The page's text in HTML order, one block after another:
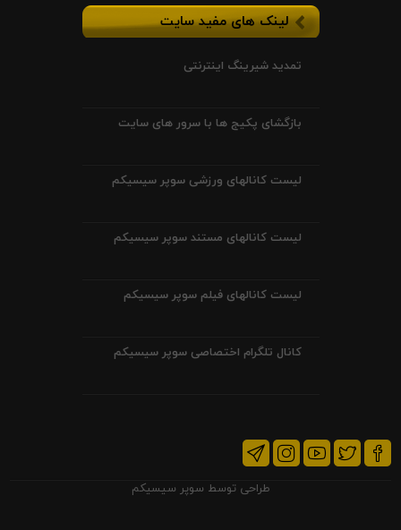
لینک های مفید سایت
تمدید شیرینگ اینترنتی
بازگشای پکیج ها با سرور های سایت
لیست کانالهای ورزشی سوپر سیسیکم
لیست کانالهای مستند سوپر سیسیکم
لیست کانالهای فیلم سوپر سیسیکم
کانال تلگرام اختصاصی سوپر سیسیکم
طراحی توسط سوپر سیسیکم